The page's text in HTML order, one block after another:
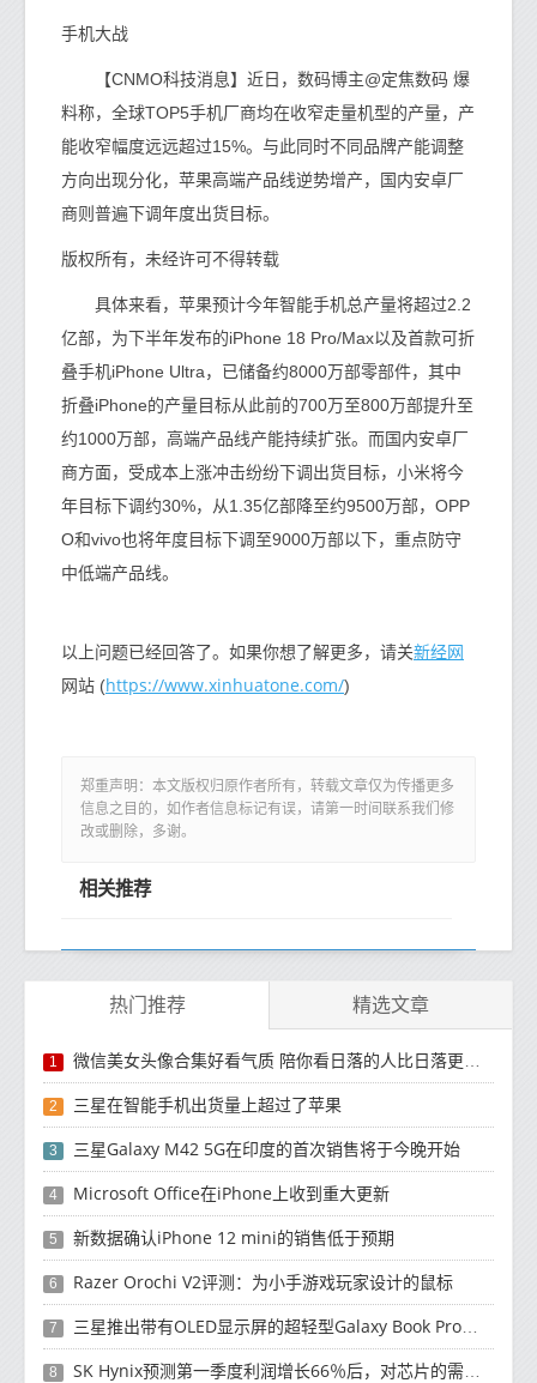
手机大战
【CNMO科技消息】近日，数码博主@定焦数码 爆
料称，全球TOP5手机厂商均在收窄走量机型的产量，产
能收窄幅度远远超过15%。与此同时不同品牌产能调整
方向出现分化，苹果高端产品线逆势增产，国内安卓厂
商则普遍下调年度出货目标。
版权所有，未经许可不得转载
具体来看，苹果预计今年智能手机总产量将超过2.2
亿部，为下半年发布的iPhone 18 Pro/Max以及首款可折
叠手机iPhone Ultra，已储备约8000万部零部件，其中
折叠iPhone的产量目标从此前的700万至800万部提升至
约1000万部，高端产品线产能持续扩张。而国内安卓厂
商方面，受成本上涨冲击纷纷下调出货目标，小米将今
年目标下调约30%，从1.35亿部降至约9500万部，OPP
O和vivo也将年度目标下调至9000万部以下，重点防守
中低端产品线。
以上问题已经回答了。如果你想了解更多，请关新经网
网站 (https://www.xinhuatone.com/)
郑重声明：本文版权归原作者所有，转载文章仅为传播更多
信息之目的，如作者信息标记有误，请第一时间联系我们修
改或删除，多谢。
相关推荐
热门推荐 精选文章
1 微信美女头像合集好看气质 陪你看日落的人比日落更浪漫
2 三星在智能手机出货量上超过了苹果
3 三星Galaxy M42 5G在印度的首次销售将于今晚开始
4 Microsoft Office在iPhone上收到重大更新
5 新数据确认iPhone 12 mini的销售低于预期
6 Razer Orochi V2评测：为小手游戏玩家设计的鼠标
7 三星推出带有OLED显示屏的超轻型Galaxy Book Pro和Galaxy Book Pro 360笔记本电脑
8 SK Hynix预测第一季度利润增长66％后，对芯片的需求将增强